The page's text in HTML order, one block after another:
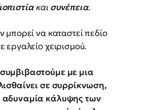
και συνέπεια.
μπορεί να καταστεί πεδίο
εργαλείο χειρισμού.
με μια
σε συρρίκνωση,
αδυναμία κάλυψης των